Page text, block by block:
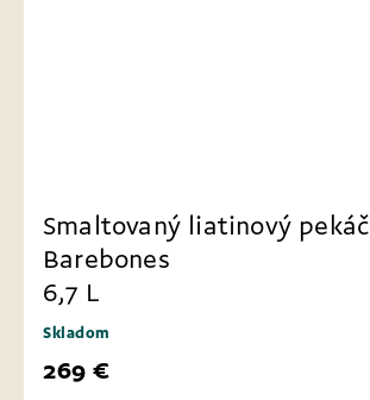
Smaltovaný liatinový pekáč
Barebones
1,6 L
Skladom
149 €